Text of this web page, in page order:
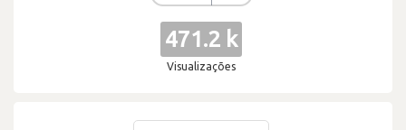
471.2 k
Visualizações